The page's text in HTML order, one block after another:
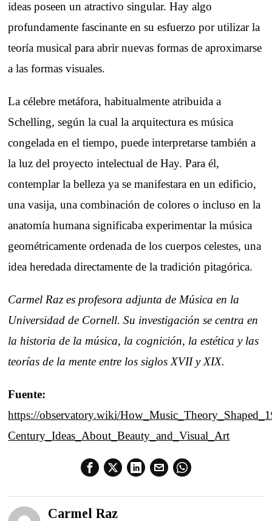
ideas poseen un atractivo singular. Hay algo
profundamente fascinante en su esfuerzo por utilizar la
teoría musical para abrir nuevas formas de aproximarse
a las formas visuales.
La célebre metáfora, habitualmente atribuida a
Schelling, según la cual la arquitectura es música
congelada en el tiempo, puede interpretarse también a
la luz del proyecto intelectual de Hay. Para él,
contemplar la belleza ya se manifestara en un edificio,
una vasija, una combinación de colores o incluso en la
anatomía humana significaba experimentar la música
geométricamente ordenada de los cuerpos celestes, una
idea heredada directamente de la tradición pitagórica.
Carmel Raz es profesora adjunta de Música en la
Universidad de Cornell. Su investigación se centra en
la historia de la música, la cognición, la estética y las
teorías de la mente entre los siglos XVII y XIX.
Fuente:
https://observatory.wiki/
Century_Ideas_About_Beauty_and_Visual_Art
Carmel Raz